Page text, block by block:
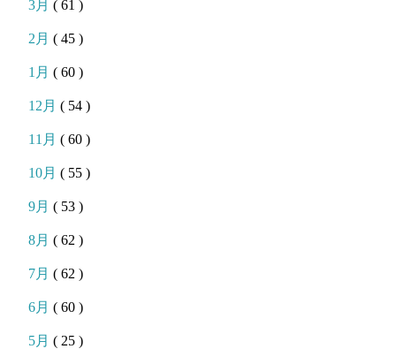
3月( 61 )
2月( 45 )
1月( 60 )
12月( 54 )
11月( 60 )
10月( 55 )
9月( 53 )
8月( 62 )
7月( 62 )
6月( 60 )
5月( 25 )